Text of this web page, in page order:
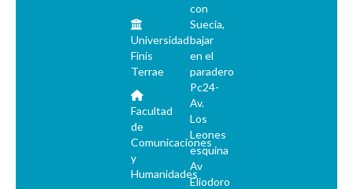
Universidad
Finis
Terrae
Facultad
de
Comunicaciones
y
Humanidades
con
Suecia,
bajar
en el
paradero
Pc24-
Av.
Los
Leones
esquina
Av
Eliodoro